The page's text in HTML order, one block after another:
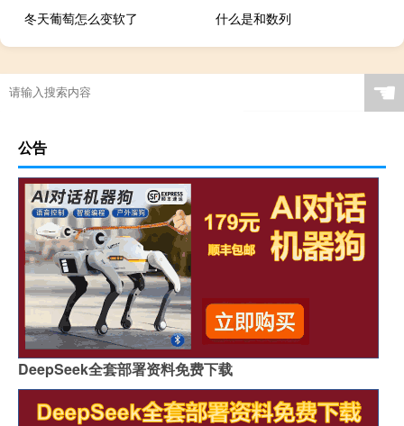
冬天葡萄怎么变软了
什么是和数列
☚
公告
DeepSeek全套部署资料免费下载